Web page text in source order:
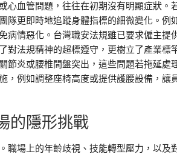
心血管問題，往往在初期沒有明顯症狀。
隊更即時地追蹤身體指標的細微變化。例
病情惡化。台灣職安法規雖已要求僱主提
對法規精神的超標遵守，更樹立了產業標
節炎或腰椎間盤突出，這些問題若拖延處
，例如調整座椅高度或提供護腰設備，讓
的隱形挑戰
職場上的年齡歧視、技能轉型壓力，以及